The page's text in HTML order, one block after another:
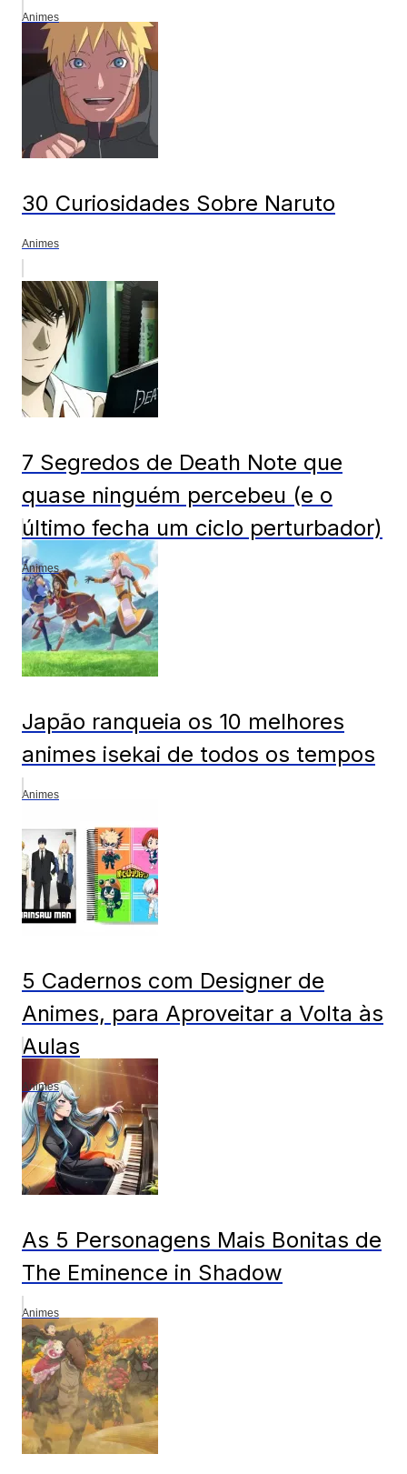
Animes
30 Curiosidades Sobre Naruto
Animes
7 Segredos de Death Note que
quase ninguém percebeu (e o
último fecha um ciclo perturbador)
Animes
Japão ranqueia os 10 melhores
animes isekai de todos os tempos
Animes
5 Cadernos com Designer de
Animes, para Aproveitar a Volta às
Aulas
Animes
As 5 Personagens Mais Bonitas de
The Eminence in Shadow
Animes